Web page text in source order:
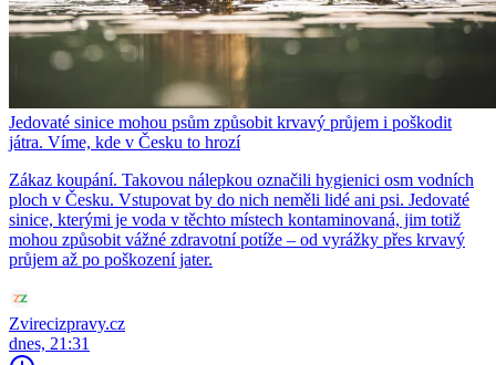
Jedovaté sinice mohou psům způsobit krvavý průjem i poškodit
játra. Víme, kde v Česku to hrozí
Zákaz koupání. Takovou nálepkou označili hygienici osm vodních
ploch v Česku. Vstupovat by do nich neměli lidé ani psi. Jedovaté
sinice, kterými je voda v těchto místech kontaminovaná, jim totiž
mohou způsobit vážné zdravotní potíže – od vyrážky přes krvavý
průjem až po poškození jater.
Zvirecizpravy.cz
dnes, 21:31